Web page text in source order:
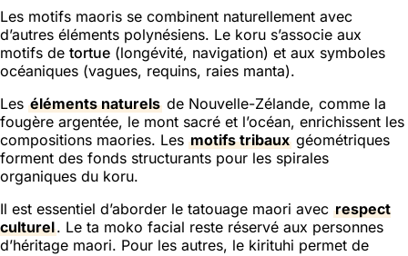
Les motifs maoris se combinent naturellement avec
d’autres éléments polynésiens. Le koru s’associe aux
motifs de tortue (longévité, navigation) et aux symboles
océaniques (vagues, requins, raies manta).
Les éléments naturels de Nouvelle-Zélande, comme la
fougère argentée, le mont sacré et l’océan, enrichissent les
compositions maories. Les motifs tribaux géométriques
forment des fonds structurants pour les spirales
organiques du koru.
Il est essentiel d’aborder le tatouage maori avec respect
culturel. Le ta moko facial reste réservé aux personnes
d’héritage maori. Pour les autres, le kirituhi permet de